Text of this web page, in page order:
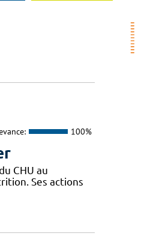
100%
CHU au
Ses actions